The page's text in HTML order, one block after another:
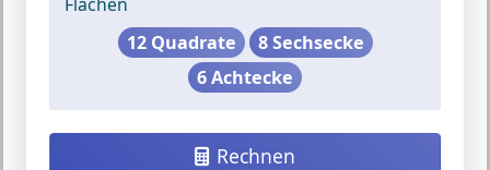
12 Quadrate
8 Sechsecke
6 Achtecke
Rechnen